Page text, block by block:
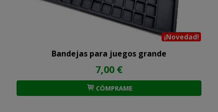
¡Novedad!
Bandejas para juegos grande
7,00 €
CÓMPRAME